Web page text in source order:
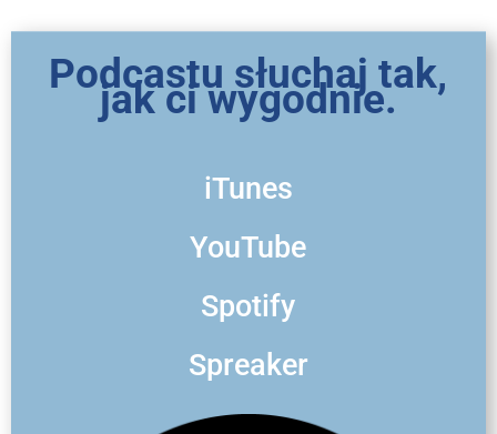
Podcastu słuchaj tak,
jak ci wygodnie.
iTunes
YouTube
Spotify
Spreaker